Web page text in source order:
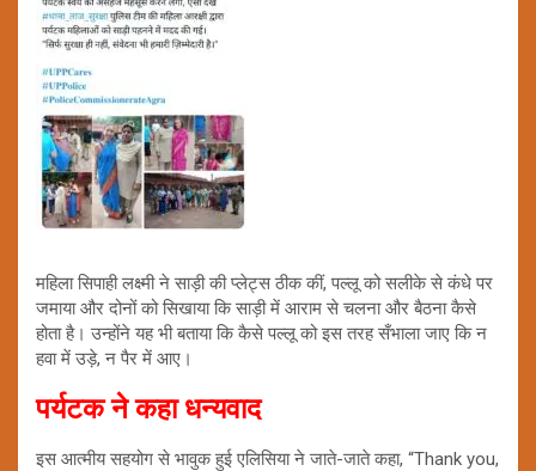
महिला सिपाही लक्ष्मी ने साड़ी की प्लेट्स ठीक कीं, पल्लू को सलीके से कंधे पर
जमाया और दोनों को सिखाया कि साड़ी में आराम से चलना और बैठना कैसे
होता है। उन्होंने यह भी बताया कि कैसे पल्लू को इस तरह सँभाला जाए कि न
हवा में उड़े, न पैर में आए।
पर्यटक ने कहा धन्यवाद
इस आत्मीय सहयोग से भावुक हुई एलिसिया ने जाते-जाते कहा, “Thank you,